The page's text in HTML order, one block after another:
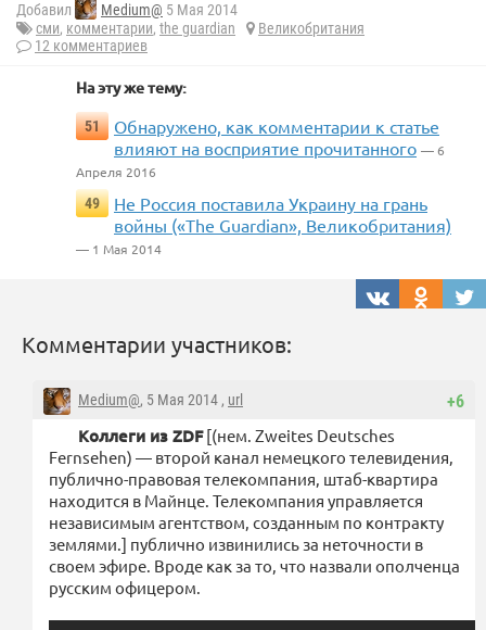
Добавил Medium@ 5 Мая 2014
сми, комментарии, the guardian
Великобритания
12 комментариев
На эту же тему:
51
Обнаружено, как комментарии к статье
влияют на восприятие прочитанного — 6
Апреля 2016
49
Не Россия поставила Украину на грань
войны («The Guardian», Великобритания)
— 1 Мая 2014
Комментарии участников:
+6
Medium@, 5 Мая 2014 , url
Коллеги из ZDF[(нем. Zweites Deutsches
Fernsehen) — второй канал немецкого телевидения,
публично-правовая телекомпания, штаб-квартира
находится в Майнце. Телекомпания управляется
независимым агентством, созданным по контракту
землями.] публично извинились за неточности в
своем эфире. Вроде как за то, что назвали ополченца
русским офицером.